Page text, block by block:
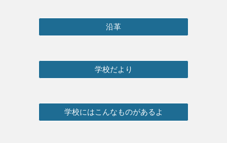
沿革
学校だより
学校にはこんなものがあるよ